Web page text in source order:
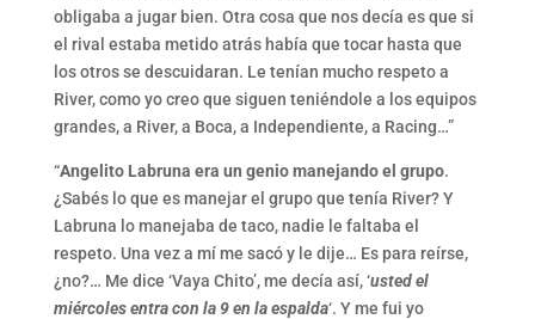
obligaba a jugar bien. Otra cosa que nos decía es que si
el rival estaba metido atrás había que tocar hasta que
los otros se descuidaran. Le tenían mucho respeto a
River, como yo creo que siguen teniéndole a los equipos
grandes, a River, a Boca, a Independiente, a Racing…”
“Angelito Labruna era un genio manejando el grupo.
¿Sabés lo que es manejar el grupo que tenía River? Y
Labruna lo manejaba de taco, nadie le faltaba el
respeto. Una vez a mí me sacó y le dije… Es para reírse,
¿no?… Me dice ‘Vaya Chito’, me decía así, ‘usted el
miércoles entra con la 9 en la espalda‘. Y me fui yo